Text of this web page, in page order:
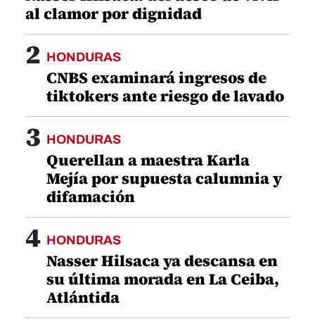
al clamor por dignidad
2 HONDURAS
CNBS examinará ingresos de
tiktokers ante riesgo de lavado
3 HONDURAS
Querellan a maestra Karla
Mejía por supuesta calumnia y
difamación
4 HONDURAS
Nasser Hilsaca ya descansa en
su última morada en La Ceiba,
Atlántida